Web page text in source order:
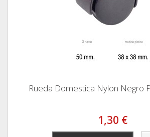
Rueda Domestica Nylon Negro
1,30 €